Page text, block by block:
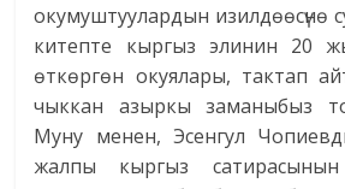
окумуштуулардын изилдөөсүнө
китепте кыргыз элинин 20
өткөргөн окуялары, тактап
чыккан азыркы заманыбыз
Муну менен, Эсенгул
жалпы кыргыз